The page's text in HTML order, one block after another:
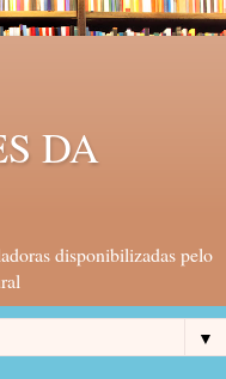
DA
disponibilizadas pelo
▼